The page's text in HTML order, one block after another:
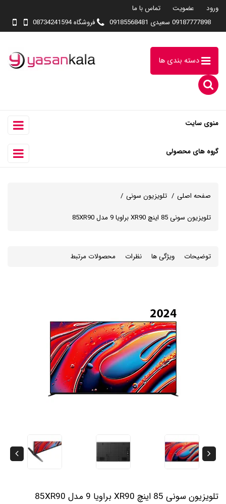
ورود عضویت
تماس با ما
09187777898 سعیدی 09185568481
فروشگاه 08734241594
دسته بندی ها
منوی سایت
گروه های محصولی
صفحه اصلی تلویزیون سونی
تلویزیون سونی 85 اینچ XR90 براویا 9 مدل 85XR90
توضیحات ویژگی ها نظرات محصولات مرتبط
تلویزیون سونی 85 اینچ XR90 براویا 9 مدل 85XR90